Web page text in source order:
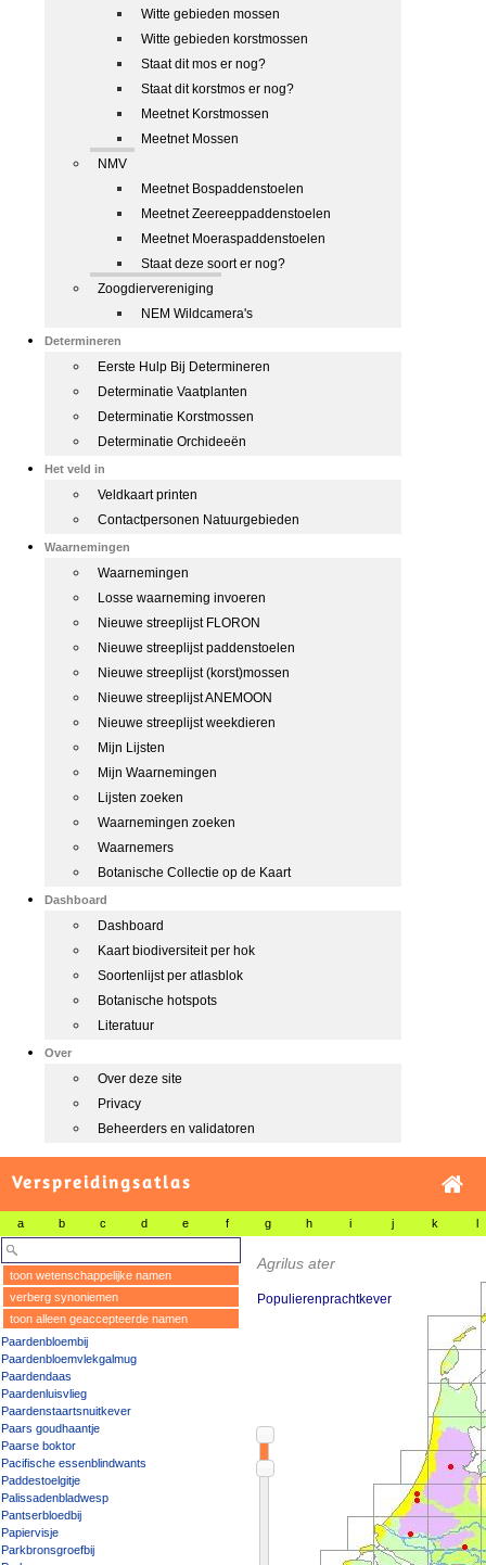
Witte gebieden mossen
Witte gebieden korstmossen
Staat dit mos er nog?
Staat dit korstmos er nog?
Meetnet Korstmossen
Meetnet Mossen
NMV
Meetnet Bospaddenstoelen
Meetnet Zeereeppaddenstoelen
Meetnet Moeraspaddenstoelen
Staat deze soort er nog?
Zoogdiervereniging
NEM Wildcamera's
Determineren
Eerste Hulp Bij Determineren
Determinatie Vaatplanten
Determinatie Korstmossen
Determinatie Orchideeën
Het veld in
Veldkaart printen
Contactpersonen Natuurgebieden
Waarnemingen
Waarnemingen
Losse waarneming invoeren
Nieuwe streeplijst FLORON
Nieuwe streeplijst paddenstoelen
Nieuwe streeplijst (korst)mossen
Nieuwe streeplijst ANEMOON
Nieuwe streeplijst weekdieren
Mijn Lijsten
Mijn Waarnemingen
Lijsten zoeken
Waarnemingen zoeken
Waarnemers
Botanische Collectie op de Kaart
Dashboard
Dashboard
Kaart biodiversiteit per hok
Soortenlijst per atlasblok
Botanische hotspots
Literatuur
Over
Over deze site
Privacy
Beheerders en validatoren
Verspreidingsatlas
a b c d e f g h i j k l
toon wetenschappelijke namen
verberg synoniemen
toon alleen geaccepteerde namen
Paardenbloembij
Paardenbloemvlekgalmug
Paardendaas
Paardenluisvlieg
Paardenstaartsnuitkever
Paars goudhaantje
Paarse boktor
Pacifische essenblindwants
Paddestoelgitje
Palissadenbladwesp
Pantserbloedbij
Papiervisje
Parkbronsgroefbij
Agrilus ater
Populierenprachtkever